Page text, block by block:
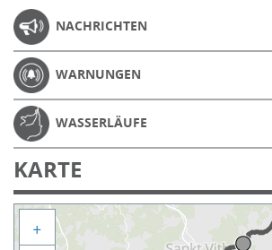
NACHRICHTEN
WARNUNGEN
WASSERLÄUFE
KARTE
+